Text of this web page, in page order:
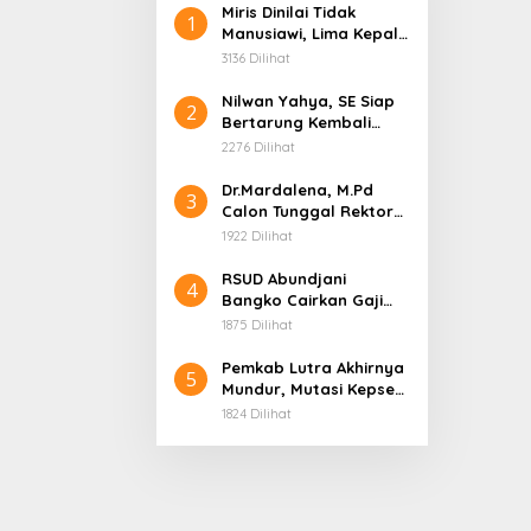
1
Miris Dinilai Tidak
Manusiawi, Lima Kepala
Sekolah Tabir
Jangkat, dan Tiga
Lainnya Nonjob
3136 Dilihat
2
Nilwan Yahya, SE Siap
Bertarung Kembali
Rebut Kursi Bupati
2276 Dilihat
3
Dr.Mardalena, M.Pd
Calon Tunggal Rektor
Universitas Merangin,
Menuju Puncak Prestasi
1922 Dilihat
4
RSUD Abundjani
Bangko Cairkan Gaji
P3K Paruh Waktu, Minta
Direktur Definitif
1875 Dilihat
5
Pemkab Lutra Akhirnya
Mundur, Mutasi Kepsek
dan Pengawas yang
1824 Dilihat